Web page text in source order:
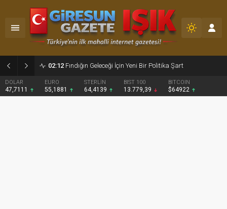
02:12 Fındığın Geleceği İçin Yeni Bir Politika Şart
DOLAR
47,7111
EURO
55,1881
STERLİN
64,4139
BIST 100
13.779,39
BITCOIN
$64922